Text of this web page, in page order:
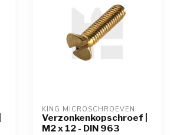
KING MICROSCHROEVEN
Verzonkenkopschroef |
M2 x 12 - DIN 963